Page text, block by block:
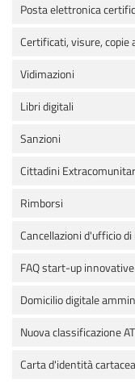
Posta elettronica
Certificati, visure, copie
Vidimazioni
Libri digitali
Sanzioni
Cittadini
Rimborsi
Cancellazioni d'ufficio
FAQ start-up innovative
Domicilio digitale
Nuova classificazione
Carta d'identità